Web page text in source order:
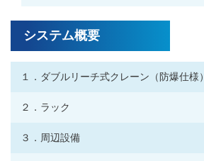
システム概要
１．ダブルリーチ式クレーン（防爆仕様）
２．ラック
３．周辺設備